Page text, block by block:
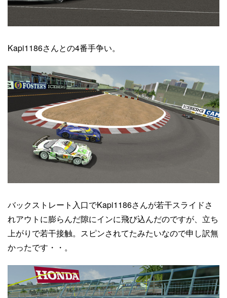
Kapi1186さんとの4番手争い。
バックストレート入口でKapi1186さんが若干スライドさ
れアウトに膨らんだ隙にインに飛び込んだのですが、立ち
上がりで若干接触。スピンされてたみたいなので申し訳無
かったです・・。